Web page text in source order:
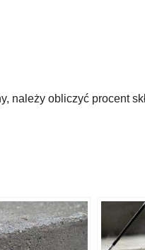
należy obliczyć procent